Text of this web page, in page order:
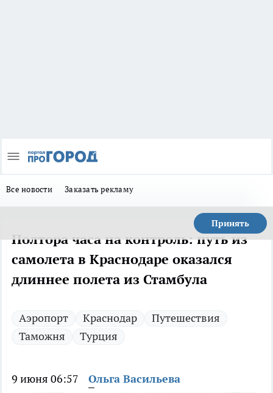
Все новости Заказать рекламу
Принять
Полтора часа на контроль: путь из
самолета в Краснодаре оказался
длиннее полета из Стамбула
Аэропорт Краснодар
Путешествия
Таможня
Турция
9 июня 06:57 Ольга Васильева